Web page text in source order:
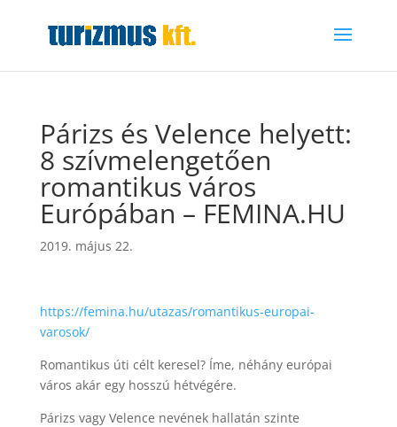
Párizs és Velence helyett:
8 szívmelengetően
romantikus város
Európában – FEMINA.HU
2019. május 22.
https://femina.hu/utazas/romantikus-europai-
varosok/
Romantikus úti célt keresel? Íme, néhány európai
város akár egy hosszú hétvégére.
Párizs vagy Velence nevének hallatán szinte